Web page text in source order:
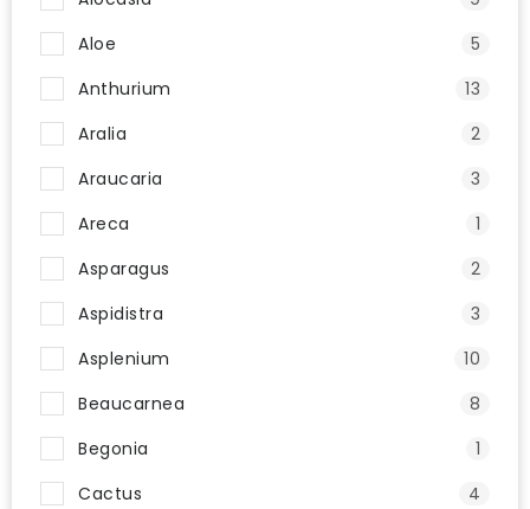
Aloe
5
Anthurium
13
Aralia
2
Araucaria
3
Areca
1
Asparagus
2
Aspidistra
3
Asplenium
10
Beaucarnea
8
Begonia
1
Cactus
4